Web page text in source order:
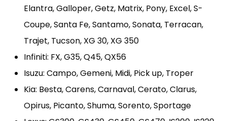
Elantra, Galloper, Getz, Matrix, Pony, Excel, S-
Coupe, Santa Fe, Santamo, Sonata, Terracan,
Trajet, Tucson, XG 30, XG 350
Infiniti: FX, G35, Q45, QX56
Isuzu: Campo, Gemeni, Midi, Pick up, Troper
Kia: Besta, Carens, Carnaval, Cerato, Clarus,
Opirus, Picanto, Shuma, Sorento, Sportage